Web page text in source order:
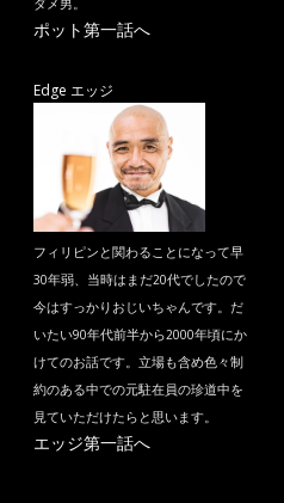
ダメ男。
ポット第一話へ
Edge エッジ
フィリピンと関わることになって早
30年弱、当時はまだ20代でしたので
今はすっかりおじいちゃんです。だ
いたい90年代前半から2000年頃にか
けてのお話です。立場も含め色々制
約のある中での元駐在員の珍道中を
見ていただけたらと思います。
エッジ第一話へ